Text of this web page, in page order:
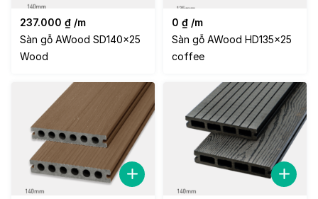
237.000 ₫ /m
Sàn gỗ AWood SD140x25
Wood
0 ₫ /m
Sàn gỗ AWood HD135x25
coffee